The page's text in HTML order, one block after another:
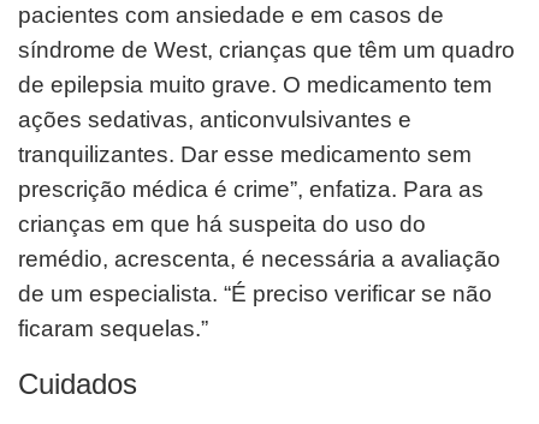
pacientes com ansiedade e em casos de
síndrome de West, crianças que têm um quadro
de epilepsia muito grave. O medicamento tem
ações sedativas, anticonvulsivantes e
tranquilizantes. Dar esse medicamento sem
prescrição médica é crime”, enfatiza. Para as
crianças em que há suspeita do uso do
remédio, acrescenta, é necessária a avaliação
de um especialista. “É preciso verificar se não
ficaram sequelas.”
Cuidados